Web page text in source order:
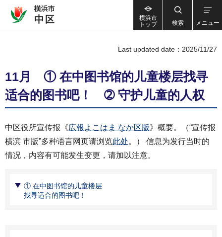
横浜市
トップ
検索 メニュー
Last updated date：2025/11/27
11月 ① 在中图书馆的儿童楼层找寻
适合的图书吧！ ➁ 守护儿童的人权
中区役所宣传报《広報よこはま なか区版》概要。（“宣传报
横滨 市版”多种语言网页请浏览此处。） 信息为发行当时的
情况，内容有可能发生变更，请加以注意。
① 在中图书馆的儿童楼层
找寻适合的图书吧！